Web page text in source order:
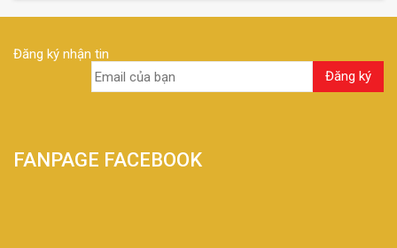
Đăng ký nhận tin
FANPAGE FACEBOOK